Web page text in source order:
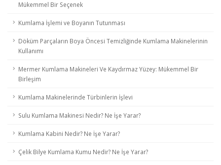
Mükemmel Bir Seçenek
Kumlama İşlemi ve Boyanın Tutunması
Döküm Parçaların Boya Öncesi Temizliğinde Kumlama Makinelerinin
Kullanımı
Mermer Kumlama Makineleri Ve Kaydırmaz Yüzey: Mükemmel Bir
Birleşim
Kumlama Makinelerinde Türbinlerin İşlevi
Sulu Kumlama Makinesi Nedir? Ne İşe Yarar?
Kumlama Kabini Nedir? Ne İşe Yarar?
Çelik Bilye Kumlama Kumu Nedir? Ne İşe Yarar?